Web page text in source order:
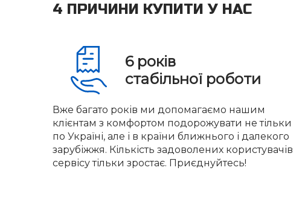
4 ПРИЧИНИ КУПИТИ У НАС
6 років
стабільної роботи
Вже багато років ми допомагаємо нашим
клієнтам з комфортом подорожувати не тільки
по Україні, але і в країни ближнього і далекого
зарубіжжя. Кількість задоволених користувачів
сервісу тільки зростає. Приєднуйтесь!